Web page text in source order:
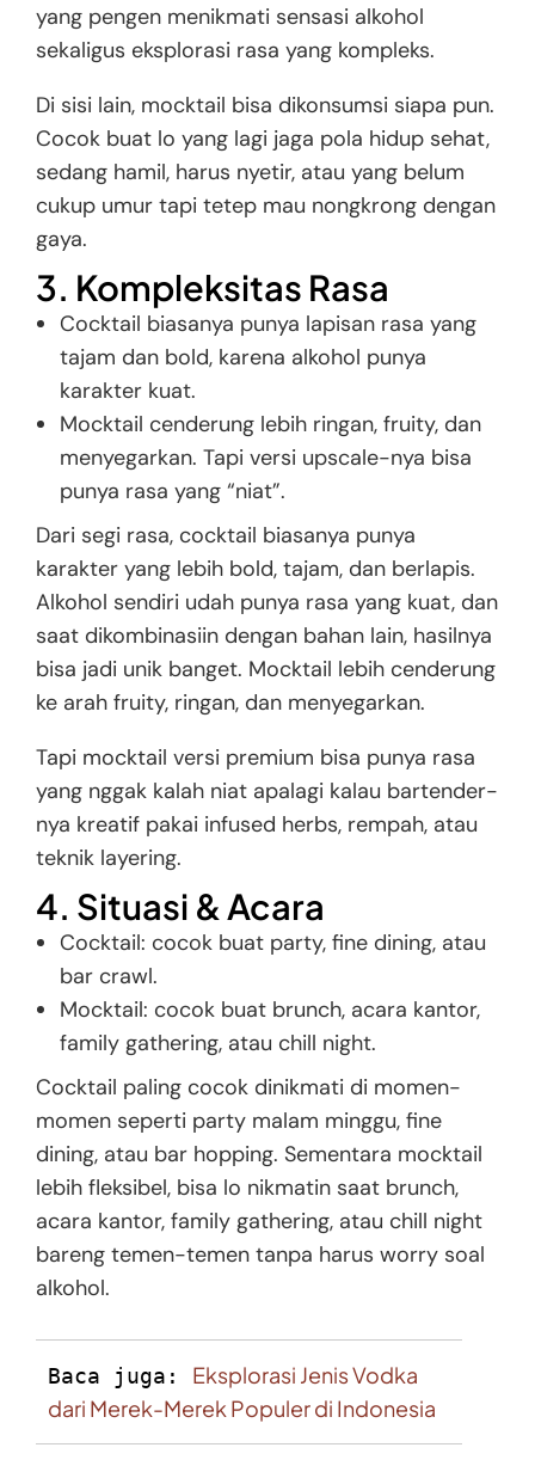
yang pengen menikmati sensasi alkohol
sekaligus eksplorasi rasa yang kompleks.
Di sisi lain, mocktail bisa dikonsumsi siapa pun.
Cocok buat lo yang lagi jaga pola hidup sehat,
sedang hamil, harus nyetir, atau yang belum
cukup umur tapi tetep mau nongkrong dengan
gaya.
3. Kompleksitas Rasa
Cocktail biasanya punya lapisan rasa yang
tajam dan bold, karena alkohol punya
karakter kuat.
Mocktail cenderung lebih ringan, fruity, dan
menyegarkan. Tapi versi upscale-nya bisa
punya rasa yang “niat”.
Dari segi rasa, cocktail biasanya punya
karakter yang lebih bold, tajam, dan berlapis.
Alkohol sendiri udah punya rasa yang kuat, dan
saat dikombinasiin dengan bahan lain, hasilnya
bisa jadi unik banget. Mocktail lebih cenderung
ke arah fruity, ringan, dan menyegarkan.
Tapi mocktail versi premium bisa punya rasa
yang nggak kalah niat apalagi kalau bartender-
nya kreatif pakai infused herbs, rempah, atau
teknik layering.
4. Situasi & Acara
Cocktail: cocok buat party, fine dining, atau
bar crawl.
Mocktail: cocok buat brunch, acara kantor,
family gathering, atau chill night.
Cocktail paling cocok dinikmati di momen-
momen seperti party malam minggu, fine
dining, atau bar hopping. Sementara mocktail
lebih fleksibel, bisa lo nikmatin saat brunch,
acara kantor, family gathering, atau chill night
bareng temen-temen tanpa harus worry soal
alkohol.
Baca juga: Eksplorasi Jenis Vodka
dari Merek-Merek Populer di Indonesia